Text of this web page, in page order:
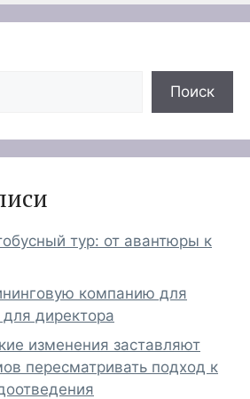
Поиск
тур: от авантюры к
компанию для
директора
изменения заставляют
пересматривать подход к